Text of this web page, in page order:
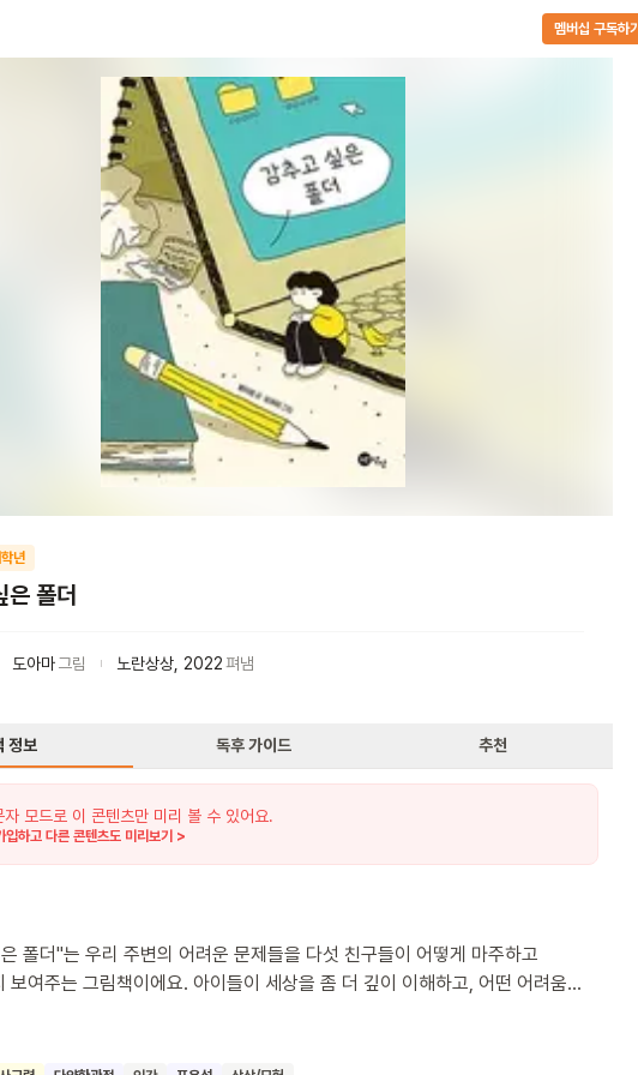
멤버십 구독하기
년
은 폴더
도아마그림 노란상상 2022펴냄
정보 독후 가이드 추천
자 모드로 이 콘텐츠만 미리 볼 수 있어요.
입하고 다른 콘텐츠도 미리보기 >
폴더"는 우리 주변의 어려운 문제들을 다섯 친구들이 어떻게 마주하고
보여주는 그림책이에요. 아이들이 세상을 좀 더 깊이 이해하고, 어떤 어려움
에서도 긍정적인 마음을 갖는 방법을 배울 수 있어요. 마음의 눈을 뜨고
보며, 씩씩하게 자라나는 어린이에게 이 책을 권합니다.